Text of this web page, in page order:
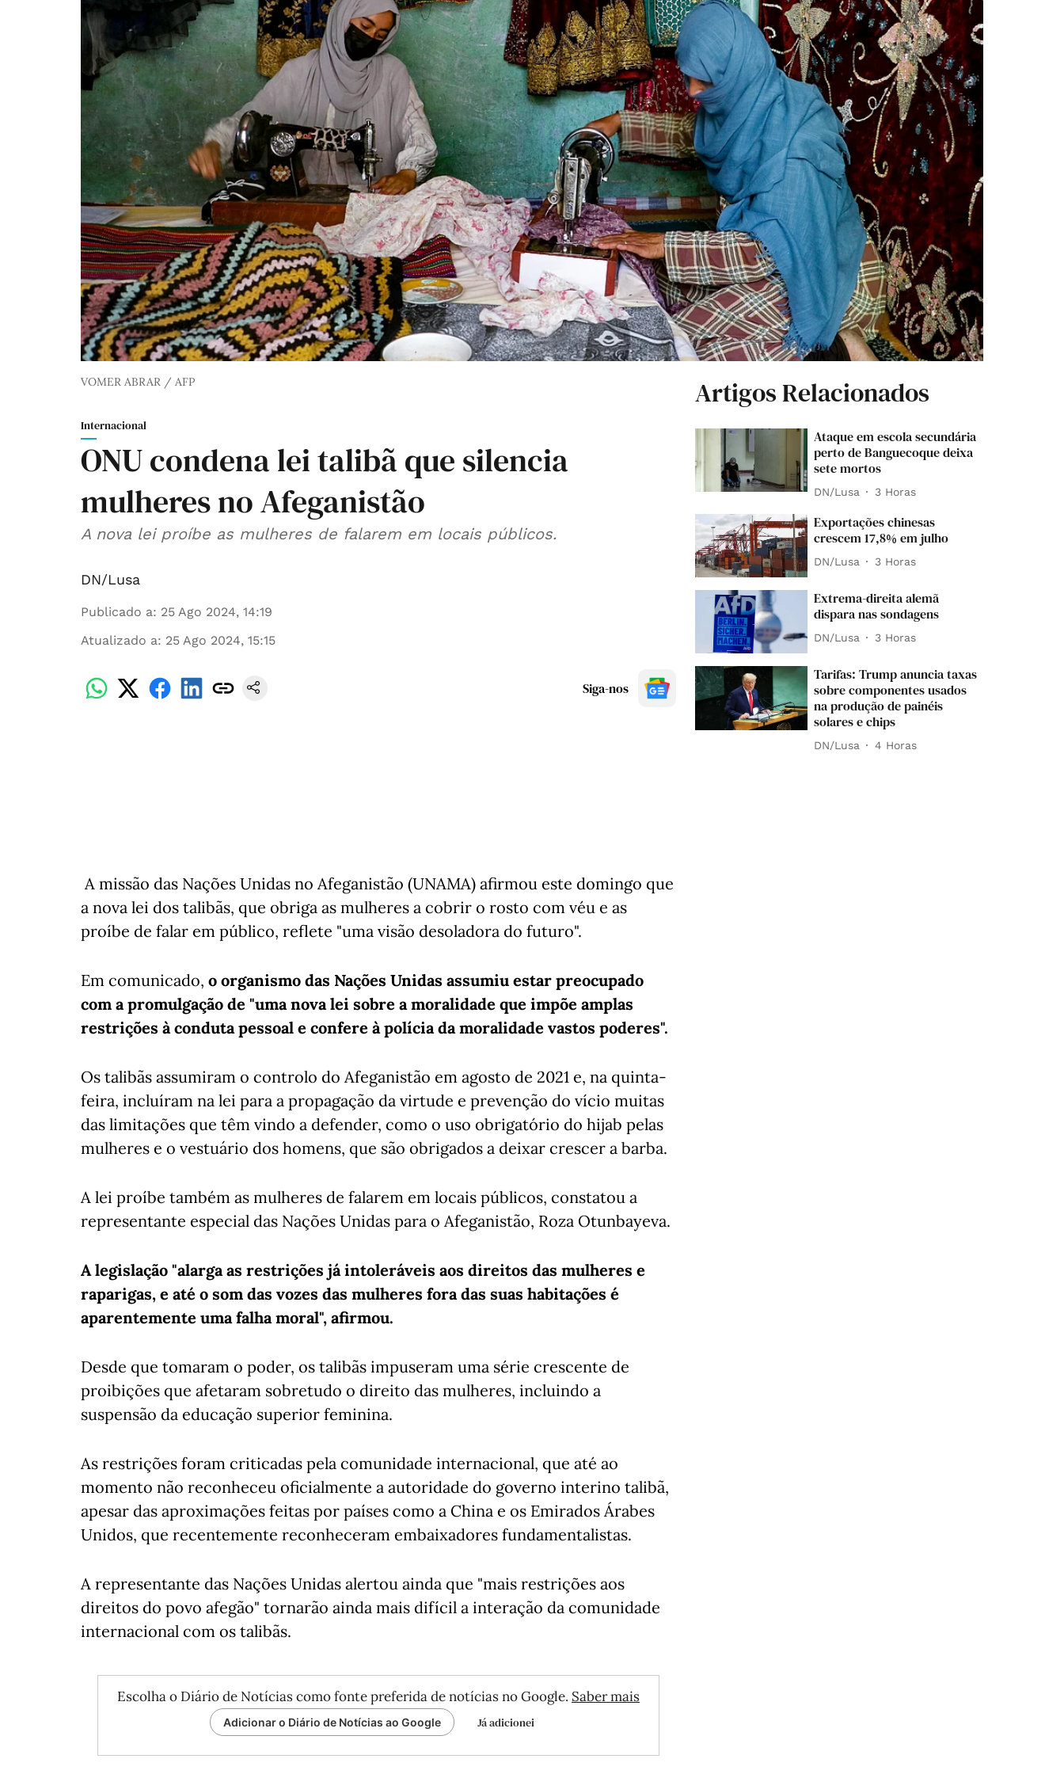
VOMER ABRAR / AFP
Internacional
ONU condena lei talibã que silencia
mulheres no Afeganistão
A nova lei proíbe as mulheres de falarem em locais públicos.
DN/Lusa
Publicado a: 25 Ago 2024, 14:19
Atualizado a: 25 Ago 2024, 15:15
Siga-nos
A missão das Nações Unidas no Afeganistão (UNAMA) afirmou este domingo que
a nova lei dos talibãs, que obriga as mulheres a cobrir o rosto com véu e as
proíbe de falar em público, reflete "uma visão desoladora do futuro".
Em comunicado, o organismo das Nações Unidas assumiu estar preocupado
com a promulgação de "uma nova lei sobre a moralidade que impõe amplas
restrições à conduta pessoal e confere à polícia da moralidade vastos poderes".
Os talibãs assumiram o controlo do Afeganistão em agosto de 2021 e, na quinta-
feira, incluíram na lei para a propagação da virtude e prevenção do vício muitas
das limitações que têm vindo a defender, como o uso obrigatório do hijab pelas
mulheres e o vestuário dos homens, que são obrigados a deixar crescer a barba.
A lei proíbe também as mulheres de falarem em locais públicos, constatou a
representante especial das Nações Unidas para o Afeganistão, Roza Otunbayeva.
A legislação "alarga as restrições já intoleráveis aos direitos das mulheres e
raparigas, e até o som das vozes das mulheres fora das suas habitações é
aparentemente uma falha moral", afirmou.
Desde que tomaram o poder, os talibãs impuseram uma série crescente de
proibições que afetaram sobretudo o direito das mulheres, incluindo a
suspensão da educação superior feminina.
As restrições foram criticadas pela comunidade internacional, que até ao
momento não reconheceu oficialmente a autoridade do governo interino talibã,
apesar das aproximações feitas por países como a China e os Emirados Árabes
Unidos, que recentemente reconheceram embaixadores fundamentalistas.
A representante das Nações Unidas alertou ainda que "mais restrições aos
direitos do povo afegão" tornarão ainda mais difícil a interação da comunidade
internacional com os talibãs.
Escolha o Diário de Notícias como fonte preferida de notícias no Google. Saber mais
Adicionar o Diário de Notícias ao Google Já adicionei
Artigos Relacionados
Ataque em escola secundária
perto de Banguecoque deixa
sete mortos
DN/Lusa 3 Horas
Exportações chinesas
crescem 17,8% em julho
DN/Lusa 3 Horas
Extrema-direita alemã
dispara nas sondagens
DN/Lusa 3 Horas
Tarifas: Trump anuncia taxas
sobre componentes usados
na produção de painéis
solares e chips
DN/Lusa 4 Horas